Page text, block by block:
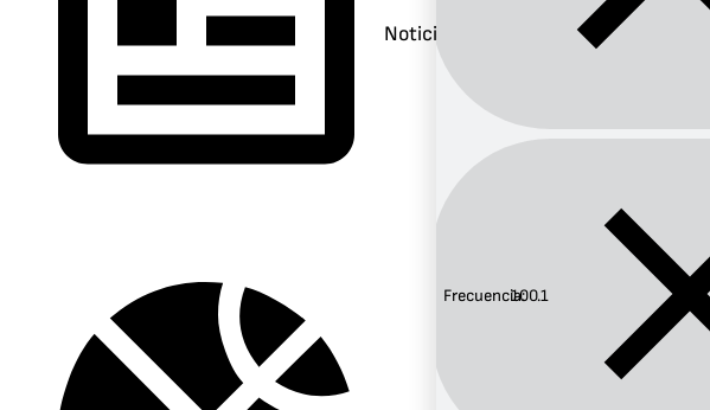
Noticias
Banda:
FM
Frecuencia:
100.1
Frecuencia:100.1